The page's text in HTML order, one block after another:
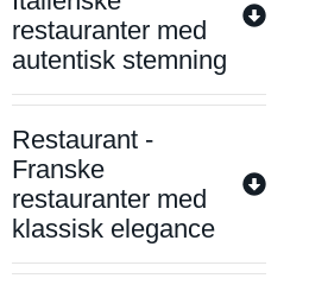
restauranter med
autentisk stemning
Restaurant -
Franske
restauranter med
klassisk elegance